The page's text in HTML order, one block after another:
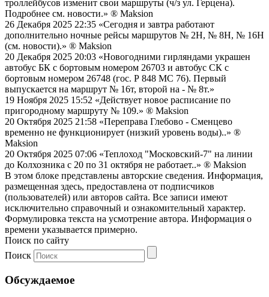
троллейбусов изменит свои маршруты (ч/з ул. Герцена).
Подробнее см. новости.» ® Maksion
26 Декабря 2025 22:35 «Сегодня и завтра работают
дополнительно ночные рейсы маршрутов № 2Н, № 8Н, № 16Н
(см. новости).» ® Maksion
20 Декабря 2025 20:03 «Новогодними гирляндами украшен
автобус БК с бортовым номером 26703 и автобус СК с
бортовым номером 26748 (гос. Р 848 МС 76). Первый
выпускается на маршрут № 16т, второй на - № 8т.»
19 Ноября 2025 15:52 «Действует новое расписание по
пригородному маршруту № 109.» ® Maksion
20 Октября 2025 21:58 «Переправа Глебово - Сменцево
временно не функционирует (низкий уровень воды)..» ®
Maksion
20 Октября 2025 07:06 «Теплоход "Московский-7" на линии
до Колхозника с 20 по 31 октября не работает..» ® Maksion
В этом блоке представлены авторские сведения. Информация,
размещенная здесь, предоставлена от подписчиков
(пользователей) или авторов сайта. Все записи имеют
исключительно справочный и ознакомительный характер.
Формулировка текста на усмотрение автора. Информация о
времени указывается примерно.
Поиск по сайту
Поиск
Обсуждаемое